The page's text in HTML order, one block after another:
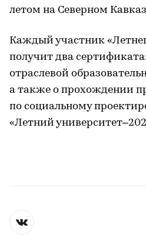
летом на Северном
Каждый участник
получит два
отраслевой
а также о прохождении
по социальному
«Летний